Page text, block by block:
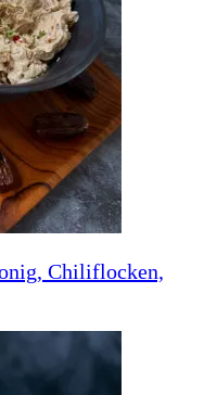
Chiliflocken,